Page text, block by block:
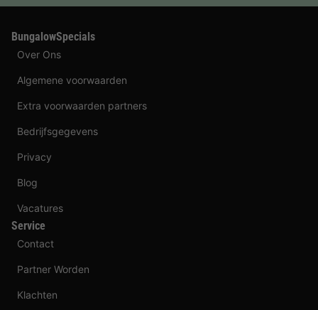
BungalowSpecials
Over Ons
Algemene voorwaarden
Extra voorwaarden partners
Bedrijfsgegevens
Privacy
Blog
Vacatures
Service
Contact
Partner Worden
Klachten